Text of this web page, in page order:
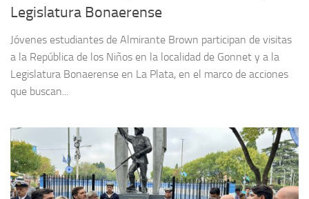
Legislatura Bonaerense
Jóvenes estudiantes de Almirante Brown participan de visitas
a la República de los Niños en la localidad de Gonnet y a la
Legislatura Bonaerense en La Plata, en el marco de acciones
que buscan...